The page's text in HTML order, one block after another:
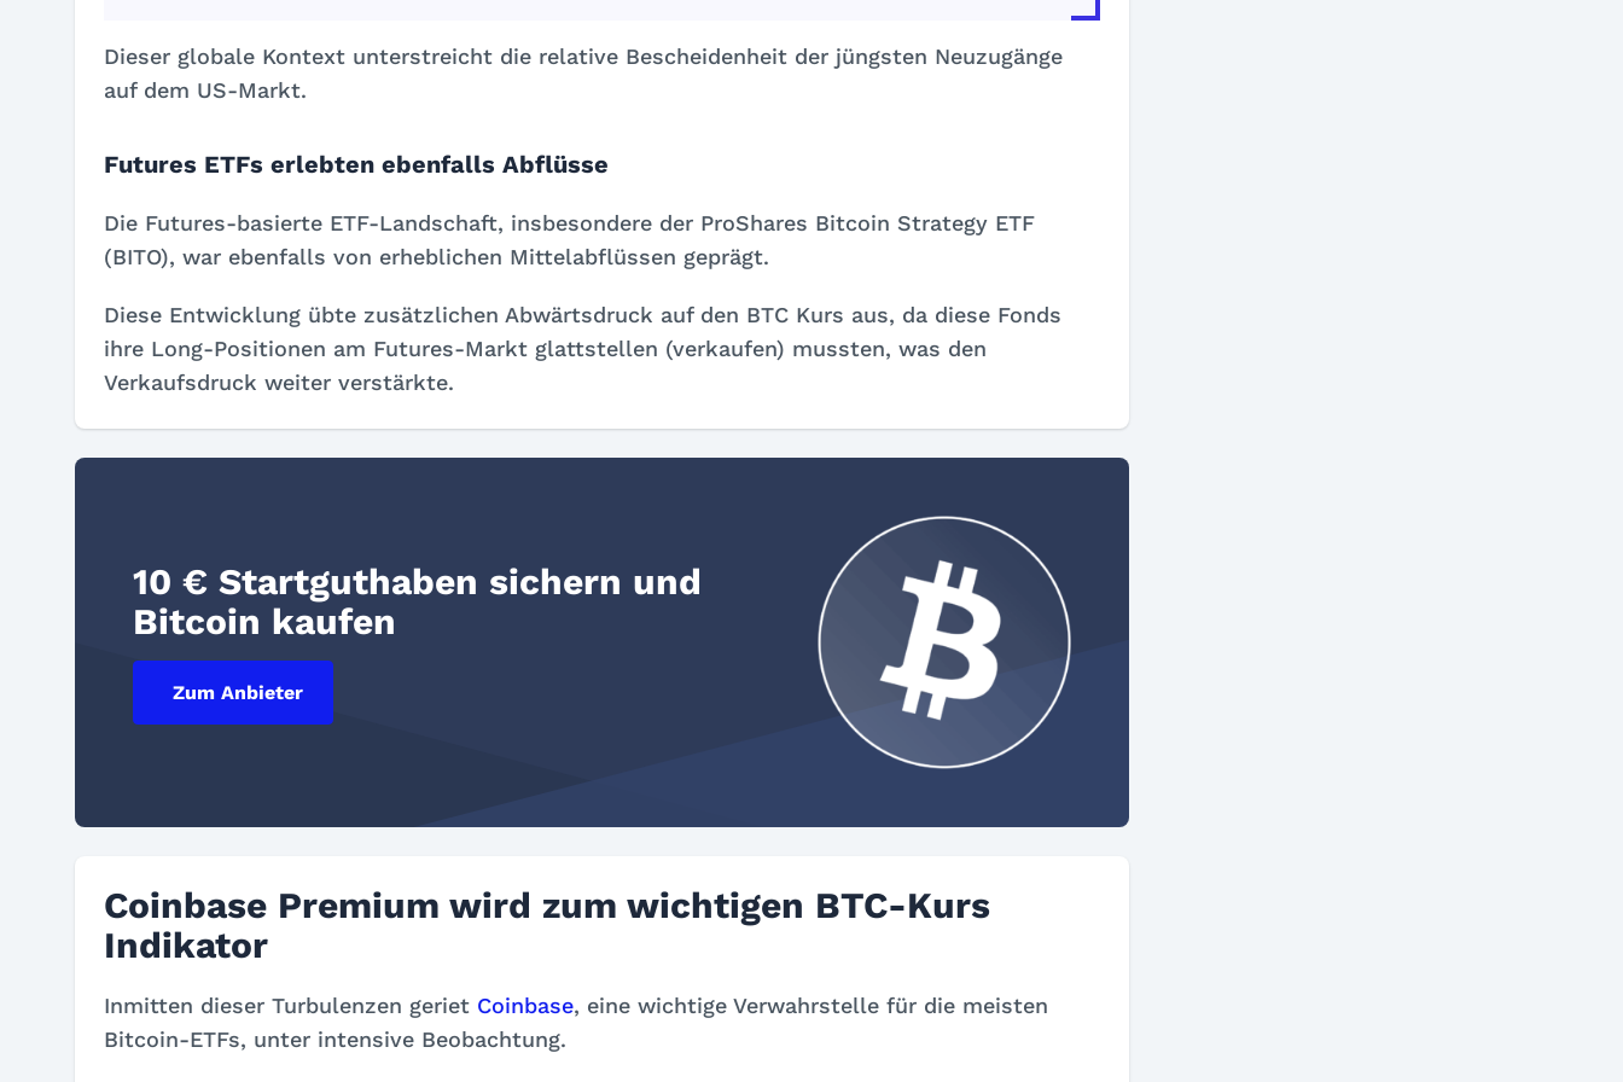
Dieser globale Kontext unterstreicht die relative Bescheidenheit der jüngsten Neuzugänge
auf dem US-Markt.
Futures ETFs erlebten ebenfalls Abflüsse
Die Futures-basierte ETF-Landschaft, insbesondere der ProShares Bitcoin Strategy ETF
(BITO), war ebenfalls von erheblichen Mittelabflüssen geprägt.
Diese Entwicklung übte zusätzlichen Abwärtsdruck auf den BTC Kurs aus, da diese Fonds
ihre Long-Positionen am Futures-Markt glattstellen (verkaufen) mussten, was den
Verkaufsdruck weiter verstärkte.
10 € Startguthaben sichern und
Bitcoin kaufen
Zum Anbieter
Coinbase Premium wird zum wichtigen BTC-Kurs
Indikator
Inmitten dieser Turbulenzen geriet Coinbase, eine wichtige Verwahrstelle für die meisten
Bitcoin-ETFs, unter intensive Beobachtung.